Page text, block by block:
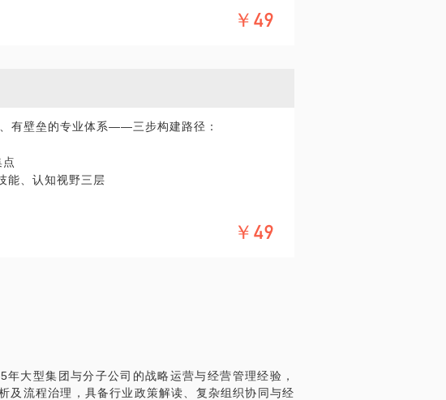
；
清晰的能力模型与谈判筹码。
￥49
有壁垒的专业体系——三步构建路径：
点
能、认知视野三层
法论文章）
￥49
大型集团与分子公司的战略运营与经营管理经验，
及流程治理，具备行业政策解读、复杂组织协同与经